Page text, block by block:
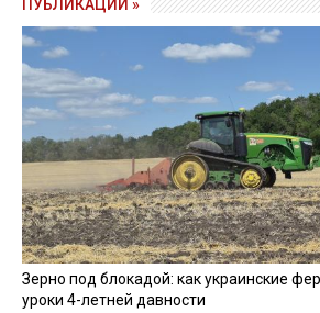
ПУБЛИКАЦИИ »
Зерно под блокадой: как украинские
уроки 4-летней давности